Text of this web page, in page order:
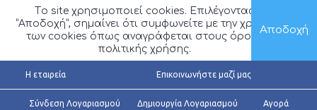
Τo site χρησιμοποιεί cookies. Επιλέγοντας
“Αποδοχή”, σημαίνει ότι συμφωνείτε με την χρήση
των cookies όπως αναγράφεται στους όρους
πολιτικής χρήσης.
Αποδοχή
H εταιρεία Επικοινωνήστε μαζί μας
Σύνδεση Λογαριασμού Δημιουργία Λογαριασμού Αγορά